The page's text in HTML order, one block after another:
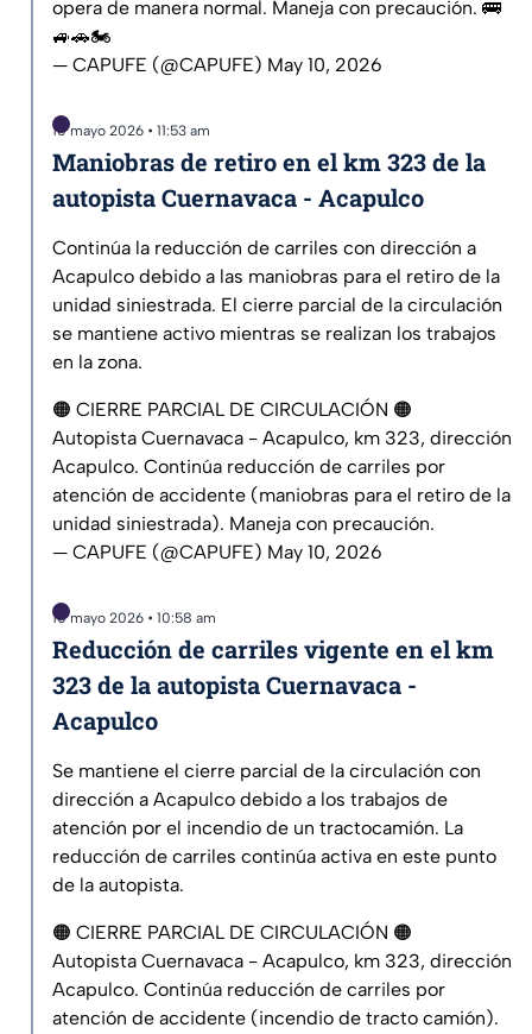
opera de manera normal. Maneja con precaución. 🚌
🚙🚗🏍️
— CAPUFE (@CAPUFE) May 10, 2026
10 mayo 2026 • 11:53 am
Maniobras de retiro en el km 323 de la
autopista Cuernavaca - Acapulco
Continúa la reducción de carriles con dirección a
Acapulco debido a las maniobras para el retiro de la
unidad siniestrada. El cierre parcial de la circulación
se mantiene activo mientras se realizan los trabajos
en la zona.
🟠 CIERRE PARCIAL DE CIRCULACIÓN 🟠
Autopista Cuernavaca - Acapulco, km 323, dirección
Acapulco. Continúa reducción de carriles por
atención de accidente (maniobras para el retiro de la
unidad siniestrada). Maneja con precaución.
— CAPUFE (@CAPUFE) May 10, 2026
10 mayo 2026 • 10:58 am
Reducción de carriles vigente en el km
323 de la autopista Cuernavaca -
Acapulco
Se mantiene el cierre parcial de la circulación con
dirección a Acapulco debido a los trabajos de
atención por el incendio de un tractocamión. La
reducción de carriles continúa activa en este punto
de la autopista.
🟠 CIERRE PARCIAL DE CIRCULACIÓN 🟠
Autopista Cuernavaca - Acapulco, km 323, dirección
Acapulco. Continúa reducción de carriles por
atención de accidente (incendio de tracto camión).